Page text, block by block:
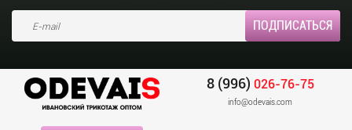
8 (996) 026-76-75
info@odevais.com